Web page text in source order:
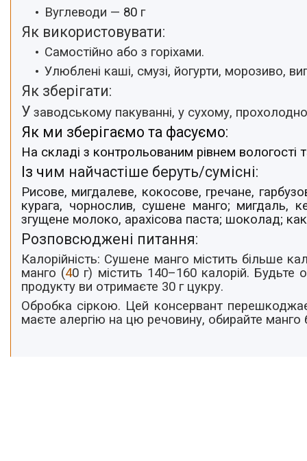
Вуглеводи — 80 г
Як використовувати:
Самостійно або з горіхами.
Улюблені каші, смузі, йогурти, морозиво,
Як зберігати:
У заводському пакуванні, у сухому,
Як ми зберігаємо та фасуємо:
На складі з контрольованим рівнем вологості
Із чим найчастіше беруть/cумісні:
Рисове, мигдалеве, кокосове, гречане,
курага, чорнослив, сушене манго; мигдаль,
згущене молоко, арахісова паста; шоколад;
Розповсюджені питання:
Калорійність: Сушене манго містить більше
манго (40 г) містить 140–160 калорій.
продукту ви отримаєте 30 г цукру.
Обробка сіркою. Цей консервант
маєте алергію на цю речовину, обирайте манго